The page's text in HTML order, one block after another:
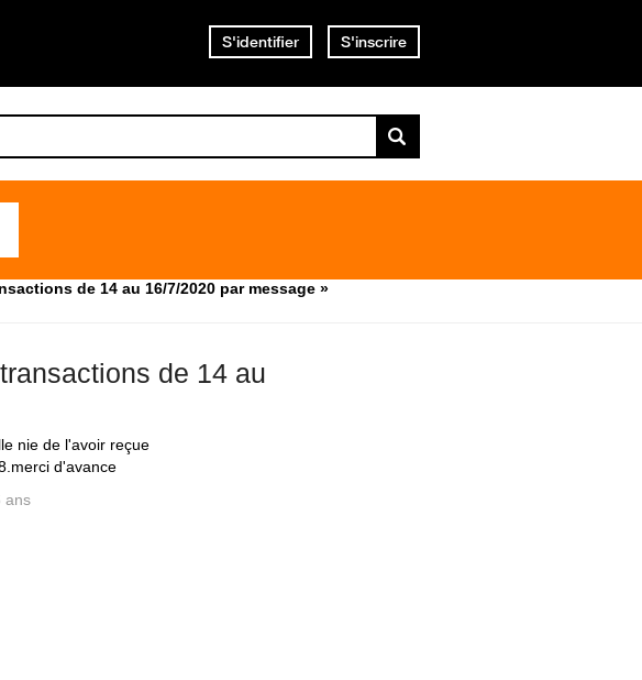
S'identifier S'inscrire
de 14 au 16/7/2020 par message »
de 14 au
nie de l'avoir reçue
d'avance
ans